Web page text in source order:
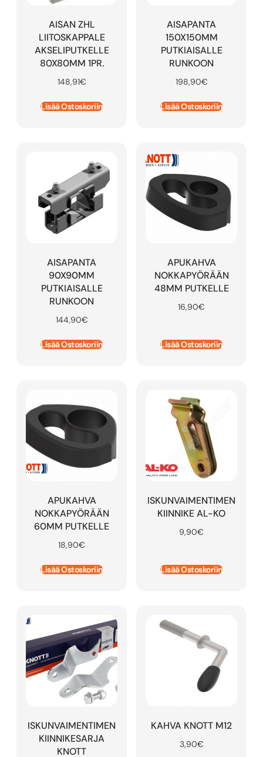
AISAN ZHL
LIITOSKAPPALE
AKSELIPUTKELLE
80X80MM 1PR.
148,91€
Lisää Ostoskoriin
AISAPANTA
150X150MM
PUTKIAISALLE
RUNKOON
198,90€
Lisää Ostoskoriin
AISAPANTA
90X90MM
PUTKIAISALLE
RUNKOON
144,90€
Lisää Ostoskoriin
APUKAHVA
NOKKAPYÖRÄÄN
48MM PUTKELLE
16,90€
Lisää Ostoskoriin
APUKAHVA
NOKKAPYÖRÄÄN
60MM PUTKELLE
18,90€
Lisää Ostoskoriin
ISKUNVAIMENTIMEN
KIINNIKE AL-KO
9,90€
Lisää Ostoskoriin
ISKUNVAIMENTIMEN
KIINNIKESARJA
KNOTT
KAHVA KNOTT M12
3,90€